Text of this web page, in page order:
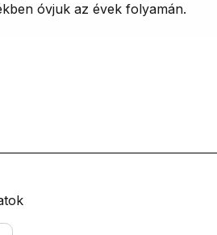
óvjuk az évek folyamán.